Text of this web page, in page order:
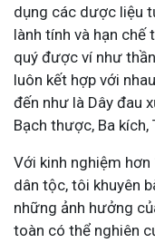
dụng các dược liệu
lành tính và hạn chế
quý được ví như
luôn kết hợp với
đến như là Dây đau
Bạch thược, Ba
Với kinh nghiệm
dân tộc, tôi khuyên
những ảnh hưởng
toàn có thể nghiên